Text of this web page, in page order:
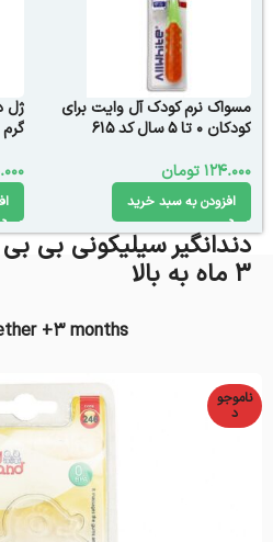
مسواک نرم کودک آل وایت برای
کودکان 0 تا 5 سال کد 615
124.000تومان
افزودن به سبد خرید
گرم
3 ماه به بالا
+3 months
ناموجو
د